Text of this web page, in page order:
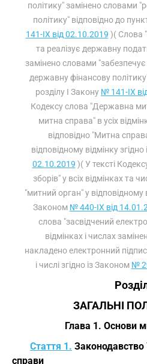
політику" замінено словами
політику" відповідно до
141-IX від 02.10.2019 )( Слова
та реалізує державну
замінено словами
державну фінансову
розділу I Закону № 141-IX
Кодексу слова "Державна
митна справа" в усіх
відповідно "Митна
відповідному відмінку
02.10.2019 )( У тексті
зборів" у всіх відмінках та
"митний орган" у відповідному
Законом № 440-IX від
слова "засвідчений
відмінках і числах
накладено електронний
і числі згідно із Законом №
Розділ
ЗАГАЛЬНІ
Глава 1. Основи
Стаття 1. Законодавство
справи